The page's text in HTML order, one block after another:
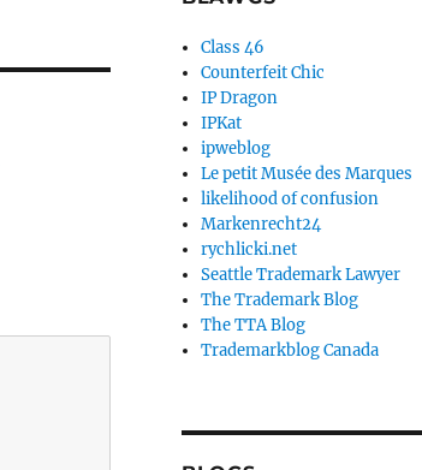
Class 46
Counterfeit Chic
IP Dragon
IPKat
ipweblog
Le petit Musée des Marques
likelihood of confusion
Markenrecht24
rychlicki.net
Seattle Trademark Lawyer
The Trademark Blog
The TTA Blog
Trademarkblog Canada